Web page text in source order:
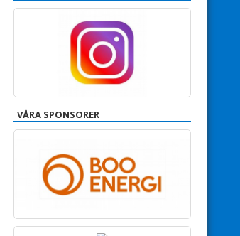
VÅRA SPONSORER